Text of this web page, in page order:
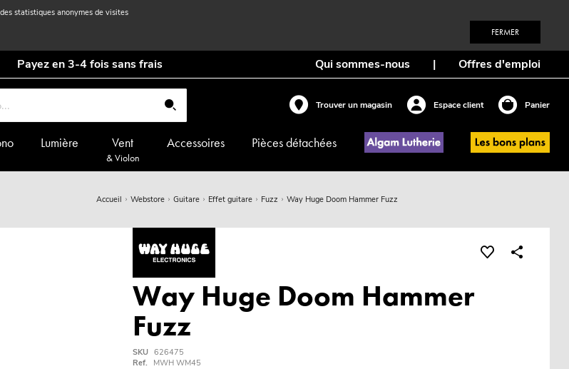
statistiques anonymes de visites
FERMER
Payez en 3-4 fois sans frais Qui sommes-nous | Offres d'emploi
Trouver un magasin Espace client Panier
Lumière Vent
& Violon
Accessoires Pièces détachées
Accueil Webstore Guitare Effet guitare Fuzz Way Huge Doom Hammer Fuzz
Way Huge Doom Hammer
Fuzz
SKU 626475
Ref.
MWH WM45